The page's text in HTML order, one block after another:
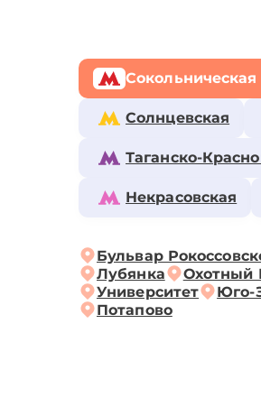
Сокольническая
Солнцевская
Таганско-
Некрасовская
Бульвар
Лубянка
Охотный
Университет
Юго-
Потапово